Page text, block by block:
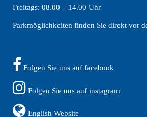
Freitags: 08.00 – 14.00 Uhr
Parkmöglichkeiten finden Sie direkt vor
Folgen Sie uns auf facebook
Folgen Sie uns auf instagram
English Website